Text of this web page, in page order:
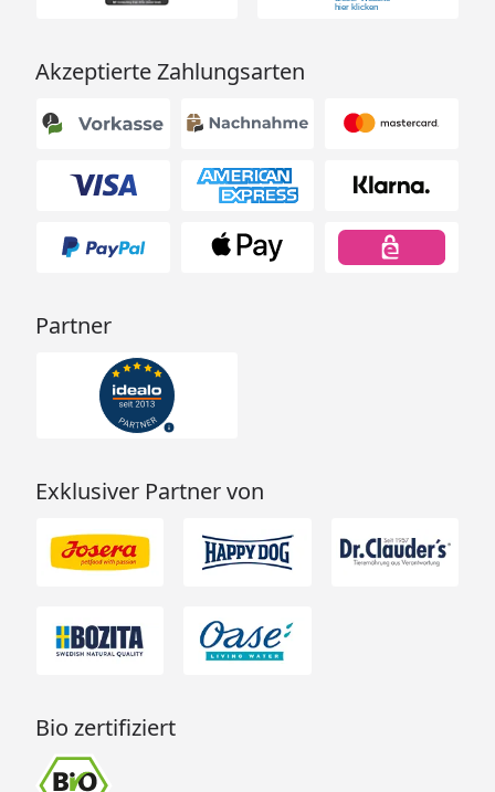
Akzeptierte Zahlungsarten
Partner
Exklusiver Partner von
Bio zertifiziert